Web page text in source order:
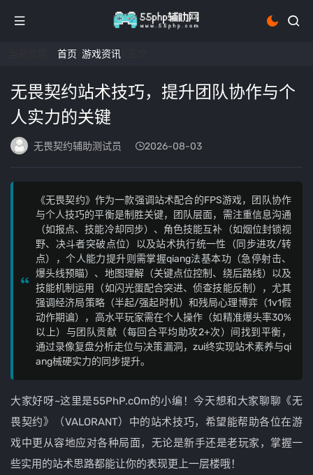
首页 游戏资讯
无畏契约站术技巧，提升团队协作与个
人实力的关键
无畏契约辅助测试员 2026-08-03
《无畏契约》作为一款强调站术配合的FPS游戏，团队协作
与个人技巧的平衡是制胜关键，团队层面，需注重信息沟通
（如报点、技能冷却同步）、角色技能互补（如烟位封锁视
野、决斗者突破点位）以及站术执行统一性（同步进攻/转
点），个人能力提升则需掌握qiang法基本功（急停射击、
爆头线预瞄）、地图理解（关键点位控制、绕后路线）以及
技能机制运用（如闪光蛋配合突进、侦查技能反制），尤其
强调经济局策略（半起/强起时机）和残局心理博弈（1v1假
动作期谝），高水平玩家需在个人操作（如精准爆头率30%
以上）与团队贡献（每回合平均助攻2+次）间找到平衡，
通过录像复盘分析走位与决策漏洞，zui终实现站术素养与qi
ang械硬实力的同步提升。
大家好呀~这里是55PhP.cOm的小编！今天想和大家聊聊《无
畏契约》（VALORANT）中的站术技巧，希望能帮助各位在游
戏中更从容地应对各种局面，无论是新手还是老玩家，掌握一
些实用的站术思路都能让你的表现更上一层楼哦！